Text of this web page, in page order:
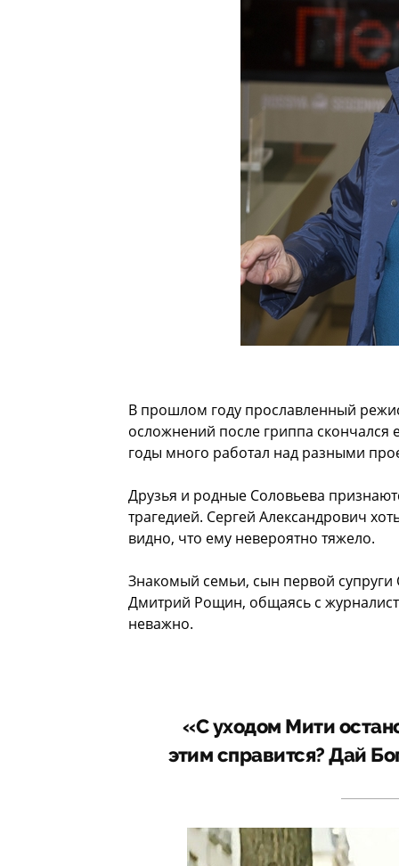
В прошлом году прославленный
осложнений после гриппа
годы много работал над разными
Друзья и родные Соловьева
трагедией. Сергей Александрович
видно, что ему невероятно тяжело.
Знакомый семьи, сын первой супруги
Дмитрий Рощин, общаясь с
неважно.
«С уходом Мити
этим справится? Дай